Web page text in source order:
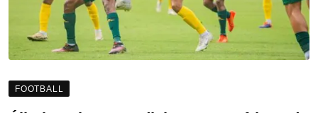
FOOTBALL